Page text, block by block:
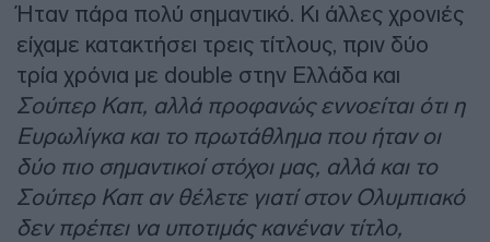
Ήταν πάρα πολύ σημαντικό. Κι άλλες χρονιές
είχαμε κατακτήσει τρεις τίτλους, πριν δύο
τρία χρόνια με double στην Ελλάδα και
Σούπερ Καπ, αλλά προφανώς εννοείται ότι η
Ευρωλίγκα και το πρωτάθλημα που ήταν οι
δύο πιο σημαντικοί στόχοι μας, αλλά και το
Σούπερ Καπ αν θέλετε γιατί στον Ολυμπιακό
δεν πρέπει να υποτιμάς κανέναν τίτλο,